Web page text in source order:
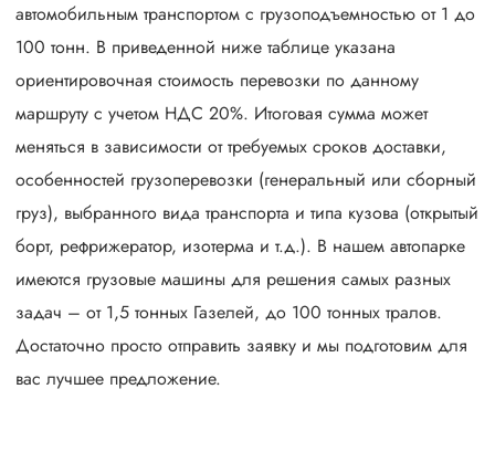
автомобильным транспортом с грузоподъемностью от 1 до
100 тонн. В приведенной ниже таблице указана
ориентировочная стоимость перевозки по данному
маршруту с учетом НДС 20%. Итоговая сумма может
меняться в зависимости от требуемых сроков доставки,
особенностей грузоперевозки (генеральный или сборный
груз), выбранного вида транспорта и типа кузова (открытый
борт, рефрижератор, изотерма и т.д.). В нашем автопарке
имеются грузовые машины для решения самых разных
задач – от 1,5 тонных Газелей, до 100 тонных тралов.
Достаточно просто отправить заявку и мы подготовим для
вас лучшее предложение.